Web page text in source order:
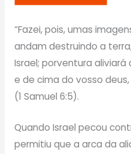
“Fazei, pois, umas
andam destruindo a
Israel; porventura
e de cima do vosso
(1 Samuel 6:5).
Quando Israel pecou
permitiu que a arca da